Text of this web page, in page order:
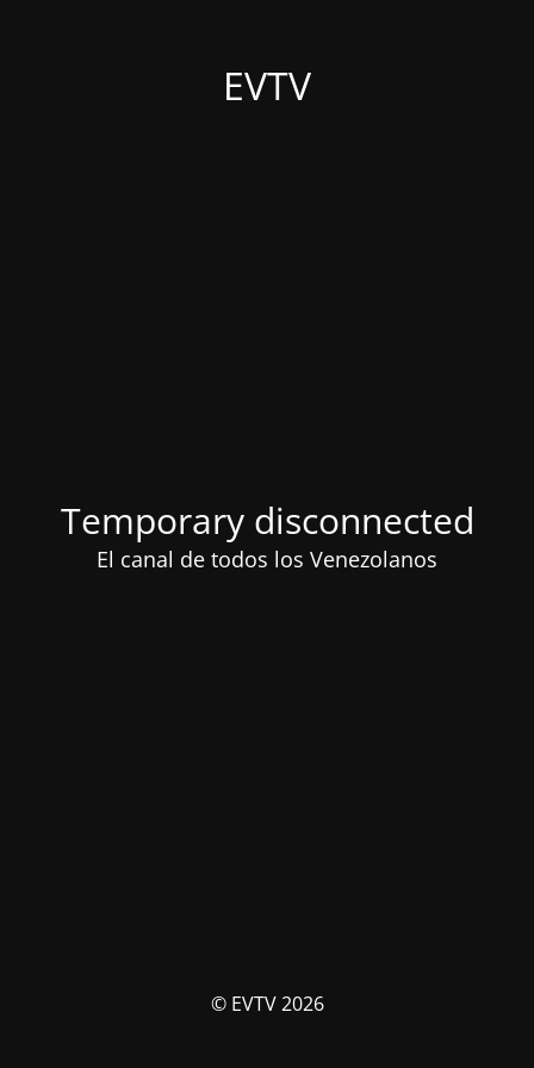
EVTV
Temporary disconnected
El canal de todos los Venezolanos
© EVTV 2026